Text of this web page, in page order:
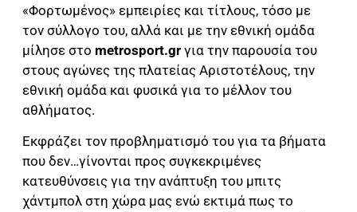
«Φορτωμένος» εμπειρίες και τίτλους, τόσο με
τον σύλλογο του, αλλά και με την εθνική ομάδα
μίλησε στο metrosport.gr για την παρουσία του
στους αγώνες της πλατείας Αριστοτέλους, την
εθνική ομάδα και φυσικά για το μέλλον του
αθλήματος.
Εκφράζει τον προβληματισμό του για τα βήματα
που δεν…γίνονται προς συγκεκριμένες
κατευθύνσεις για την ανάπτυξη του μπιτς
χάντμπολ στη χώρα μας ενώ εκτιμά πως το